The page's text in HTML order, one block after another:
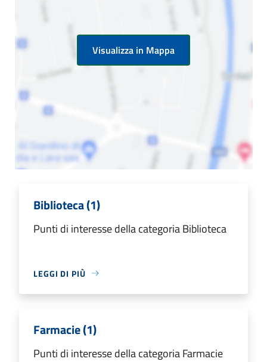
Visualizza in Mappa
Biblioteca (1)
Punti di interesse della categoria Biblioteca
LEGGI DI PIÙ
Farmacie (1)
Punti di interesse della categoria Farmacie